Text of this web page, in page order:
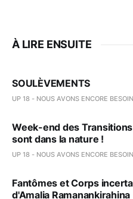
À LIRE ENSUITE
SOULÈVEMENTS
UP 18 - NOUS AVONS ENCORE
Week-end des
sont dans la nature !
UP 18 - NOUS AVONS ENCORE
Fantômes et Corps
d'Amalia Ramanankirahina